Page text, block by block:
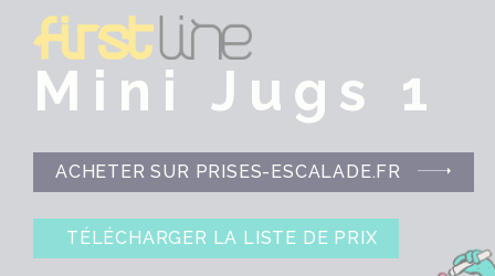
Mini Jugs 1
ACHETER SUR PRISES-ESCALADE.FR
TÉLÉCHARGER LA LISTE DE PRIX